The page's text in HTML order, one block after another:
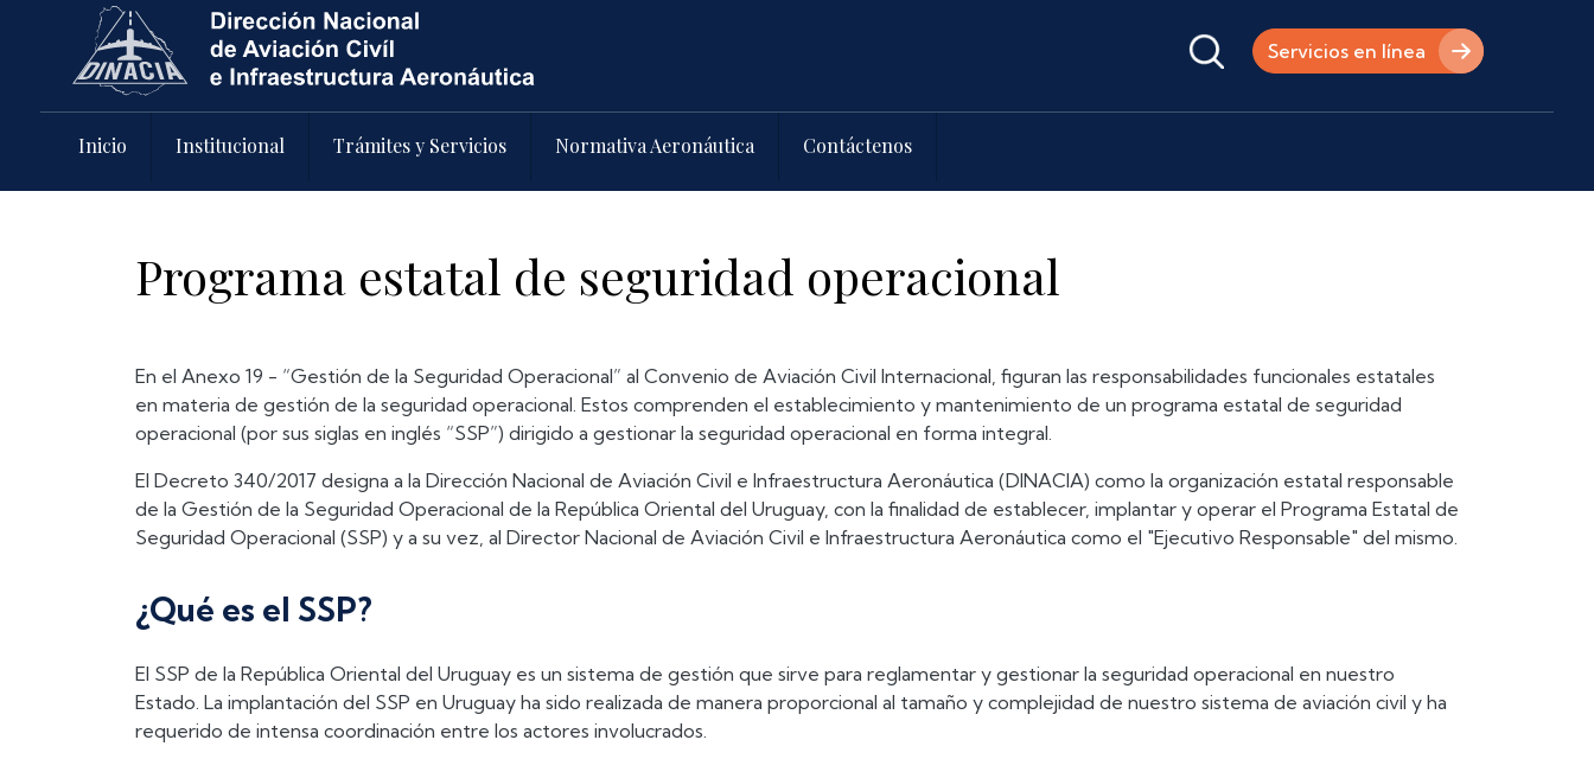
Pasar al contenido principal
Servicios en línea
Inicio Institucional Trámites y Servicios Normativa Aeronáutica Contáctenos
Programa estatal de seguridad operacional
En el Anexo 19 - “Gestión de la Seguridad Operacional” al Convenio de Aviación Civil Internacional, figuran las responsabilidades funcionales estatales
en materia de gestión de la seguridad operacional. Estos comprenden el establecimiento y mantenimiento de un programa estatal de seguridad
operacional (por sus siglas en inglés “SSP”) dirigido a gestionar la seguridad operacional en forma integral.
El Decreto 340/2017 designa a la Dirección Nacional de Aviación Civil e Infraestructura Aeronáutica (DINACIA) como la organización estatal responsable
de la Gestión de la Seguridad Operacional de la República Oriental del Uruguay, con la finalidad de establecer, implantar y operar el Programa Estatal de
Seguridad Operacional (SSP) y a su vez, al Director Nacional de Aviación Civil e Infraestructura Aeronáutica como el "Ejecutivo Responsable" del mismo.
¿Qué es el SSP?
El SSP de la República Oriental del Uruguay es un sistema de gestión que sirve para reglamentar y gestionar la seguridad operacional en nuestro
Estado. La implantación del SSP en Uruguay ha sido realizada de manera proporcional al tamaño y complejidad de nuestro sistema de aviación civil y ha
requerido de intensa coordinación entre los actores involucrados.